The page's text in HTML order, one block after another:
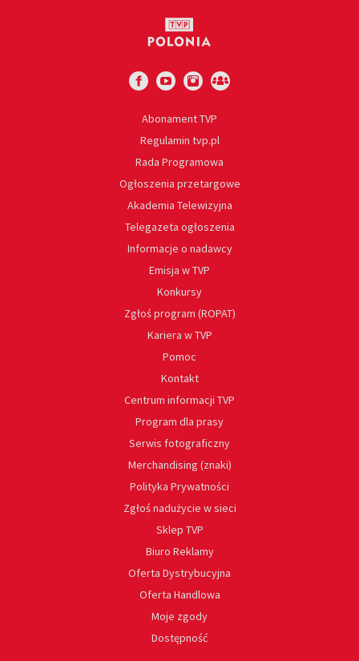
Abonament TVP
Regulamin tvp.pl
Rada Programowa
Ogłoszenia przetargowe
Akademia Telewizyjna
Telegazeta ogłoszenia
Informacje o nadawcy
Emisja w TVP
Konkursy
Zgłoś program (ROPAT)
Kariera w TVP
Pomoc
Kontakt
Centrum informacji TVP
Program dla prasy
Serwis fotograficzny
Merchandising (znaki)
Polityka Prywatności
Zgłoś nadużycie w sieci
Sklep TVP
Biuro Reklamy
Oferta Dystrybucyjna
Oferta Handlowa
Moje zgody
Dostępność